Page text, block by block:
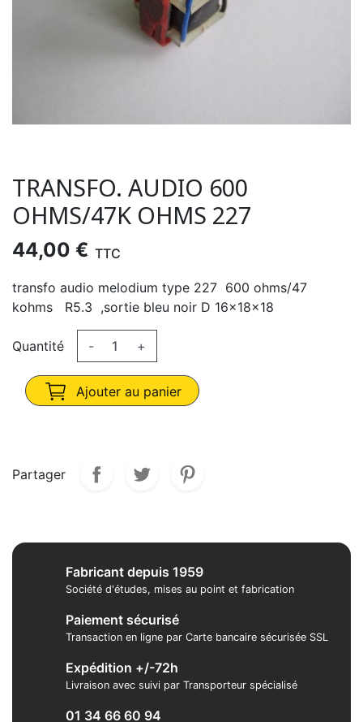
TRANSFO. AUDIO 600
OHMS/47K OHMS 227
44,00 € TTC
transfo audio melodium type 227 600 ohms/47
kohms R5.3 ,sortie bleu noir D 16x18x18
Quantité - +
Ajouter au panier
Partager
Fabricant depuis 1959
Société d'études, mises au point et fabrication
Paiement sécurisé
Transaction en ligne par Carte bancaire sécurisée SSL
Expédition +/-72h
Livraison avec suivi par Transporteur spécialisé
01 34 66 60 94